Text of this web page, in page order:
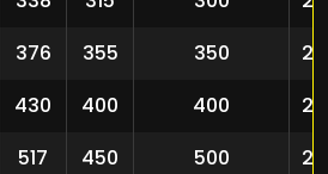
376 355 350
22
430 400 400
22
517 450 500
22